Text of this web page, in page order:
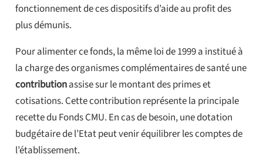
fonctionnement de ces dispositifs d’aide au profit des
plus démunis.
Pour alimenter ce fonds, la même loi de 1999 a institué à
la charge des organismes complémentaires de santé une
contributionassise sur le montant des primes et
cotisations. Cette contribution représente la principale
recette du Fonds CMU. En cas de besoin, une dotation
budgétaire de l’Etat peut venir équilibrer les comptes de
l’établissement.